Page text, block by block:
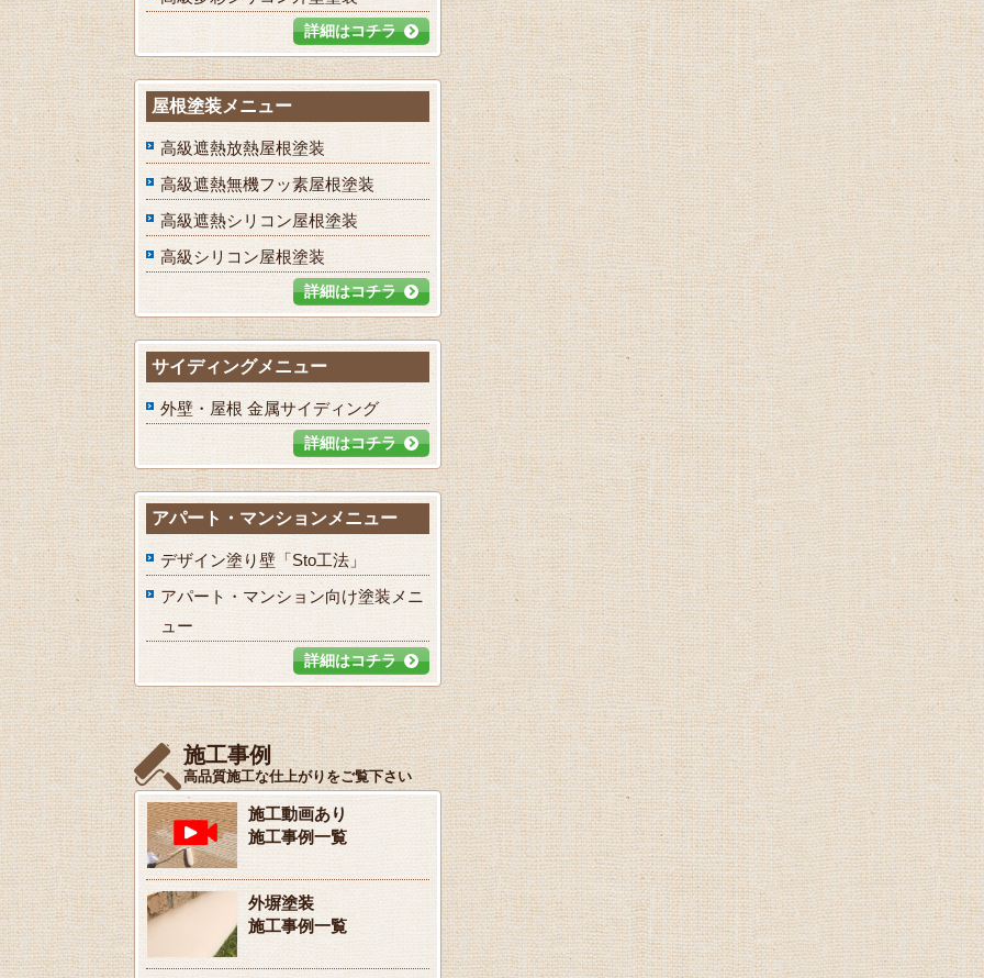
詳細はコチラ
屋根塗装メニュー
高級遮熱放熱屋根塗装
高級遮熱無機フッ素屋根塗装
高級遮熱シリコン屋根塗装
高級シリコン屋根塗装
詳細はコチラ
サイディングメニュー
外壁・屋根 金属サイディング
詳細はコチラ
アパート・マンションメニュー
デザイン塗り壁「Sto工法」
アパート・マンション向け塗装メニ
ュー
詳細はコチラ
施工事例
高品質施工な仕上がりをご覧下さい
施工動画あり
施工事例一覧
外塀塗装
施工事例一覧